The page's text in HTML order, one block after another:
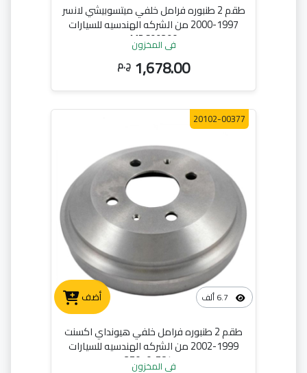
طقم 2 طنبوره فرامل خلفي ميتسوبيشي لانسر
1997-2000 من الشركه الهندسيه للسيارات
MB699290
في المخزون
1,678.00 ج.م
أضف
20102-00377
طقم 2 طنبوره فرامل خلفي هيونداي اكسنت
1999-2002 من الشركه الهندسيه للسيارات
58411-25010
في المخزون